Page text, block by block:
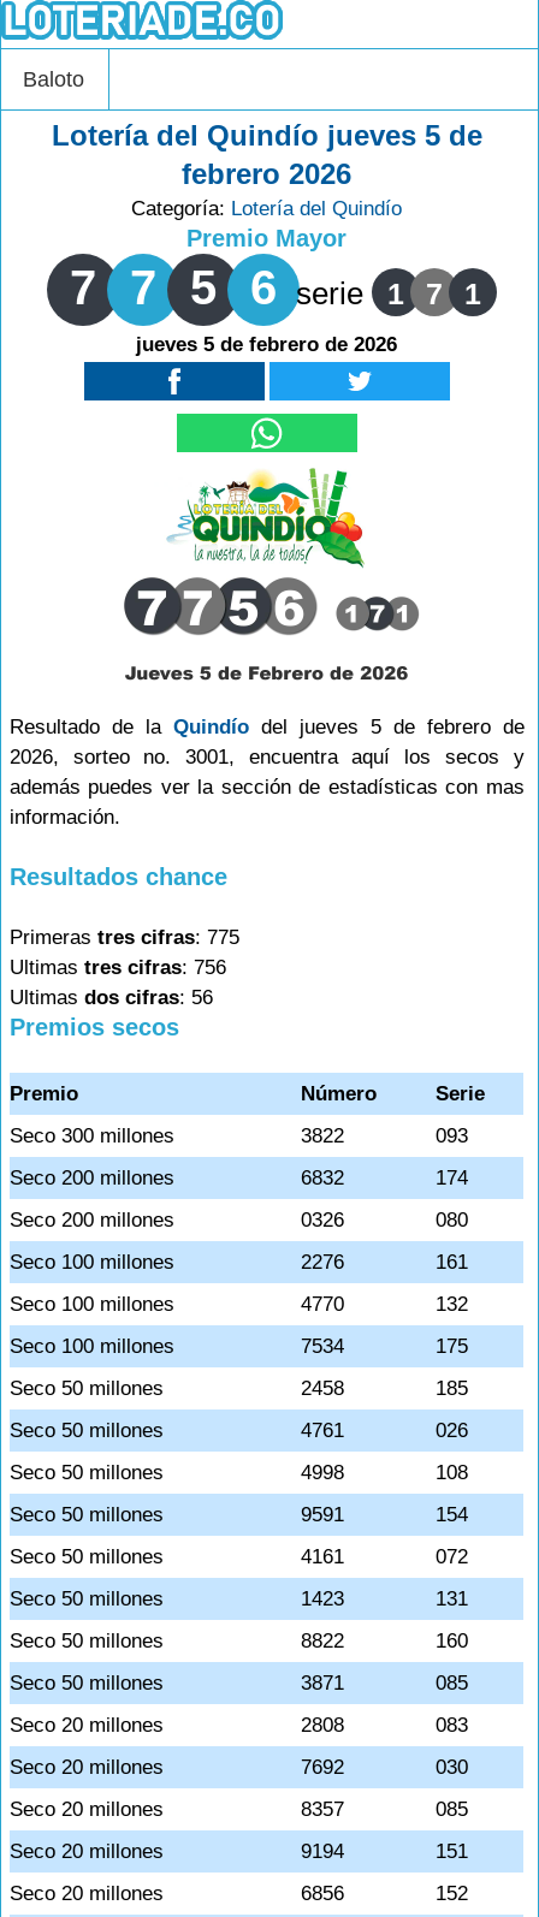
Baloto
Lotería del Quindío jueves 5 de
febrero 2026
Categoría: Lotería del Quindío
Premio Mayor
7 7 5 6 serie 1 7 1
jueves 5 de febrero de 2026
Resultado de la Quindíodel jueves 5 de febrero de
2026, sorteo no. 3001, encuentra aquí los secos y
además puedes ver la sección de estadísticas con mas
información.
Resultados chance
Primeras tres cifras: 775
Ultimas tres cifras: 756
Ultimas dos cifras: 56
Premios secos
Premio Número
Serie
Seco 300 millones
3822
093
Seco 200 millones
6832
174
Seco 200 millones
0326
080
Seco 100 millones
2276
161
Seco 100 millones
4770
132
Seco 100 millones
7534
175
Seco 50 millones
2458
185
Seco 50 millones
4761
026
Seco 50 millones
4998
108
Seco 50 millones
9591
154
Seco 50 millones
4161
072
Seco 50 millones
1423
131
Seco 50 millones
8822
160
Seco 50 millones
3871
085
Seco 20 millones
2808
083
Seco 20 millones
7692
030
Seco 20 millones
8357
085
Seco 20 millones
9194
151
Seco 20 millones
6856
152